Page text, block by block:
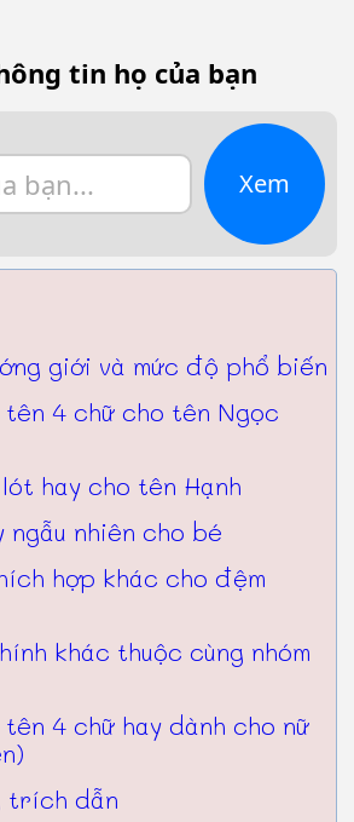
tin họ của bạn
Xem
giới và mức độ phổ biến
tên 4 chữ cho tên Ngọc
hay cho tên Hạnh
ngẫu nhiên cho bé
hợp khác cho đệm
khác thuộc cùng nhóm
4 chữ hay dành cho nữ
trích dẫn